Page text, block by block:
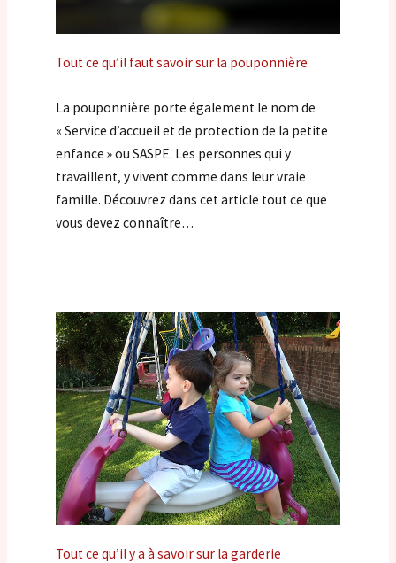
Tout ce qu’il faut savoir sur la pouponnière
La pouponnière porte également le nom de
« Service d’accueil et de protection de la petite
enfance » ou SASPE. Les personnes qui y
travaillent, y vivent comme dans leur vraie
famille. Découvrez dans cet article tout ce que
vous devez connaître…
Tout ce qu’il y a à savoir sur la garderie